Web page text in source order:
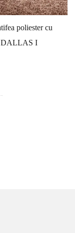
poliester cu
DALLAS I